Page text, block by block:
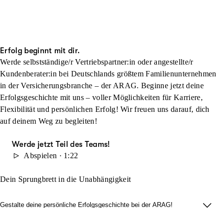
Erfolg beginnt mit dir.
Werde selbstständige/r Vertriebspartner:in oder angestellte/r
Kundenberater:in bei Deutschlands größtem Familienunternehmen
in der Versicherungsbranche – der ARAG. Beginne jetzt deine
Erfolgsgeschichte mit uns – voller Möglichkeiten für Karriere,
Flexibilität und persönlichen Erfolg! Wir freuen uns darauf, dich
auf deinem Weg zu begleiten!
Werde jetzt Teil des Teams!
Abspielen · 1:22
Dein Sprungbrett in die Unabhängigkeit
Gestalte deine persönliche Erfolgsgeschichte bei der ARAG!